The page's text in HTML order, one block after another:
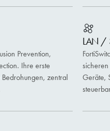
Prevention,
Ihre erste
zentral
LAN /
Geräte,